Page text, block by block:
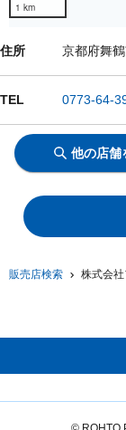
販売店検索 株式会
住所 京都府舞
TEL 0773-64-
他の店舗
1 km